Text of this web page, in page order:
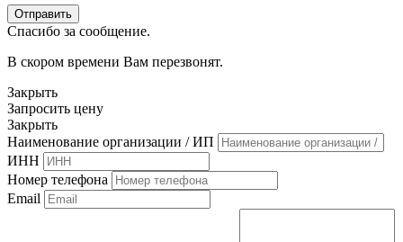
Спасибо за сообщение.
В скором времени Вам перезвонят.
Закрыть
Запросить цену
Закрыть
Наименование организации / ИП
ИНН
Номер телефона
Email